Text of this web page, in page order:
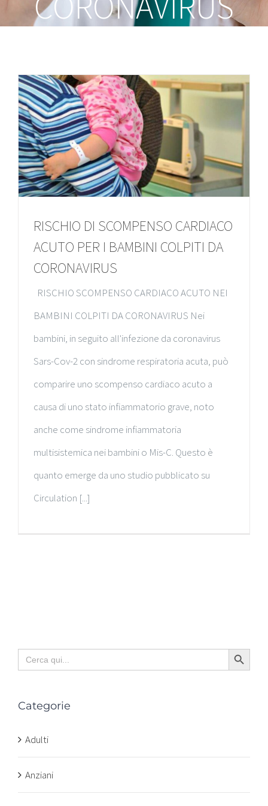
RISCHIO DI SCOMPENSO CARDIACO
ACUTO PER I BAMBINI COLPITI DA
CORONAVIRUS
RISCHIO SCOMPENSO CARDIACO ACUTO NEI
BAMBINI COLPITI DA CORONAVIRUS Nei
bambini, in seguito all'infezione da coronavirus
Sars-Cov-2 con sindrome respiratoria acuta, può
comparire uno scompenso cardiaco acuto a
causa di uno stato infiammatorio grave, noto
anche come sindrome infiammatoria
multisistemica nei bambini o Mis-C. Questo è
quanto emerge da uno studio pubblicato su
Circulation [...]
Search
for:
Search Button
Categorie
Adulti
Anziani